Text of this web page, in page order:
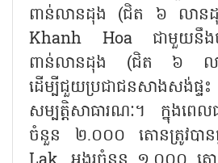
ពាន់លានដុង (ជិត ៦ លានដុល្ល
Khanh Hoa ជាមួយនឹង
ពាន់លានដុង (ជិត ៦ លានដុ
ដើម្បីជួយប្រជាជនសាងសង់ផ្
សម្បត្តិសាធារណៈ។ ក្នុងពេល
ចំនួន ២.០០០ តោនត្រូវបាន